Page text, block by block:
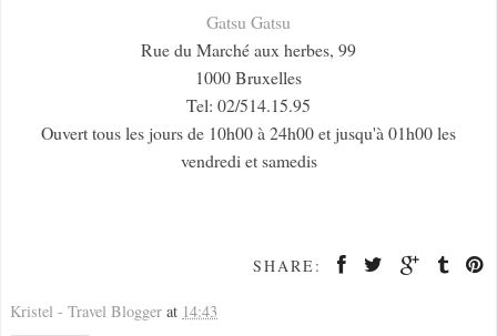
Gatsu Gatsu
Rue du Marché aux herbes, 99
1000 Bruxelles
Tel: 02/514.15.95
Ouvert tous les jours de 10h00 à 24h00 et jusqu'à 01h00 les
vendredi et samedis
SHARE:
Kristel - Travel Blogger at 14:43